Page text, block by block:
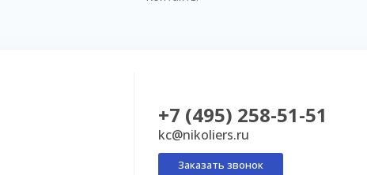
+7 (495) 258-51-51
kc@nikoliers.ru
Заказать звонок